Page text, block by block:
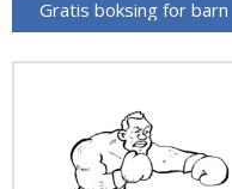
Gratis boksing for barn